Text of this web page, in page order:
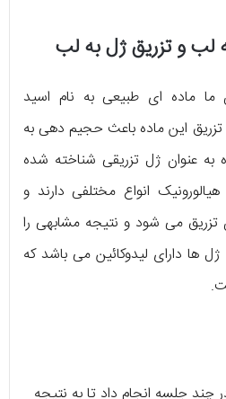
لب و تزریق ژل به لب
ما ماده ای طبیعی به نام اسید
این ماده باعث حجیم دهی به
عنوان ژل تزریقی شناخته شده
انواع مختلفی دارند و
می شود و نتیجه مشابهی را
ژل ها دارای لیدوکائین می باشد که